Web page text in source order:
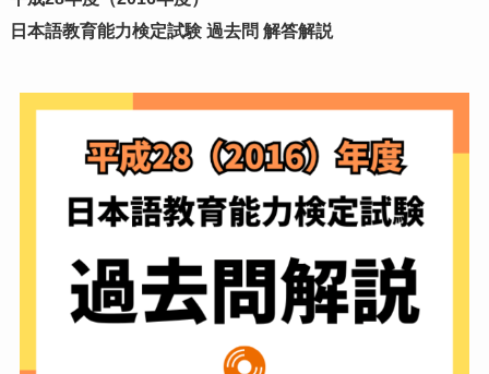
日本語教育能力検定試験 過去問 解答解説